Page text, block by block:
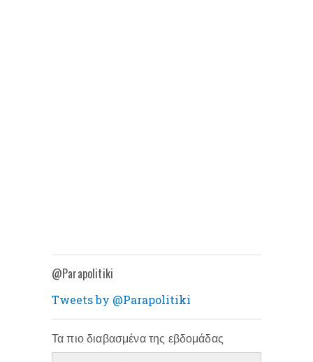
@Parapolitiki
Tweets by @Parapolitiki
Τα πιο διαβασμένα της εβδομάδας